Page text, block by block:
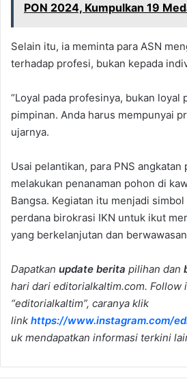
PON 2024, Kumpulkan 19
Selain itu, ia meminta para ASN
terhadap profesi, bukan kepada
“Loyal pada profesinya, bukan loyal
pimpinan. Anda harus mempunyai
ujarnya.
Usai pelantikan, para PNS angkatan
melakukan penanaman pohon di
Bangsa. Kegiatan itu menjadi
perdana birokrasi IKN untuk ikut
yang berkelanjutan dan
Dapatkan update berita pilihan dan
hari dari editorialkaltim.com. Follow
“editorialkaltim”, caranya klik
link https://www.instagram.com/
uk mendapatkan informasi terkini